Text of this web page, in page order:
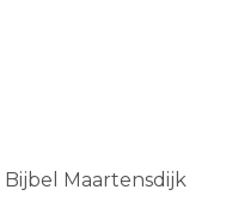
Maartensdijk